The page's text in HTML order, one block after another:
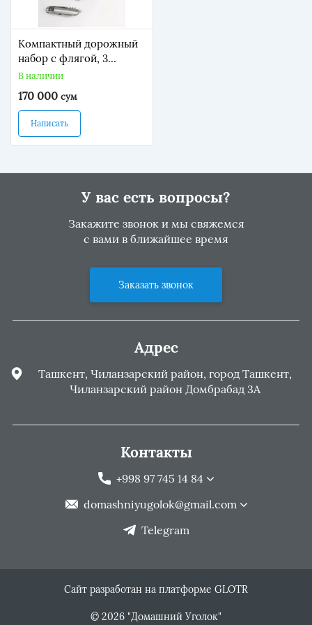
Компактный дорожный
набор с флягой, 3
рюмки, складной нож в
В наличии
170 000 сум
Написать
У вас есть вопросы?
Закажите звонок и мы свяжемся
с вами в ближайшее время
Заказать звонок
Адрес
Ташкент, Чиланзарский район, город Ташкент,
Чиланзарский район Домбрабад 3А
Контакты
+998 97 745 14 84
domashniyugolok@gmail.com
Telegram
Сайт разработан на платформе GLOTR
© 2026 "Домашний Уголок"